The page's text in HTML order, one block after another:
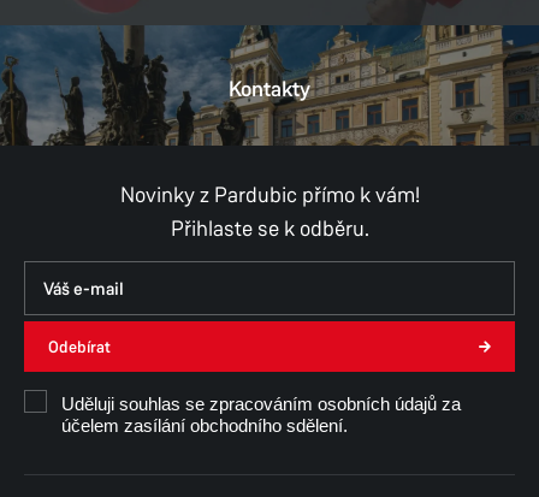
Kontakty
Novinky z Pardubic přímo k vám!
Přihlaste se k odběru.
Odebírat
Uděluji souhlas se zpracováním osobních údajů za
účelem zasílání obchodního sdělení.